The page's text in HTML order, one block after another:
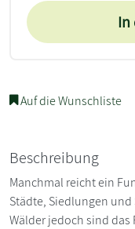
In
Auf die Wunschliste
Beschreibung
Manchmal reicht ein
Städte, Siedlungen
Wälder jedoch sind das